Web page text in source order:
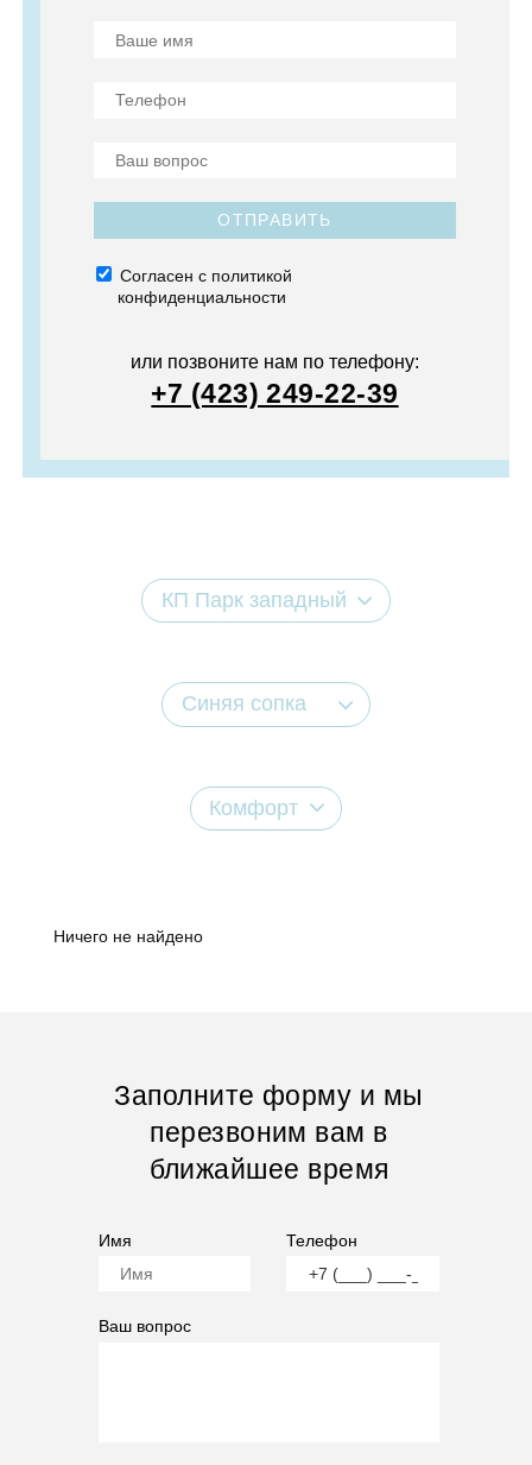
ОТПРАВИТЬ
Согласен с политикой
конфиденциальности
или позвоните нам по телефону:
+7 (423) 249-22-39
КП Парк западный
Синяя сопка
Комфорт
Ничего не найдено
Заполните форму и мы
перезвоним вам в
ближайшее время
Имя Телефон
Ваш вопрос